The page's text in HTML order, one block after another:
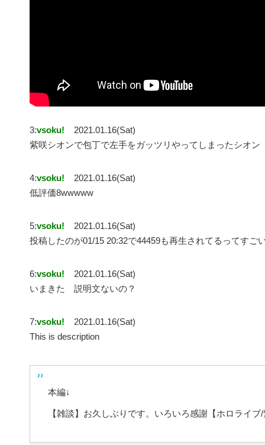
3:vsoku!
2021.01.16(Sat)
紫咲シオンで包丁で左手をガッツリやってしまったシオ
4:vsoku!
2021.01.16(Sat)
低評価8wwwww
5:vsoku!
2021.01.16(Sat)
投稿したのが01/15 20:32で44459も再生されてるってすご
6:vsoku!
2021.01.16(Sat)
いまきた 説明文ないの？
7:vsoku!
2021.01.16(Sat)
This is description
本編↓
【雑談】お久しぶりです。いろいろ感謝【ホロライ